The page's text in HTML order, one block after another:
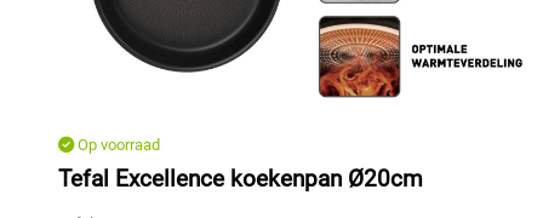
Op voorraad
Tefal Excellence koekenpan Ø20cm